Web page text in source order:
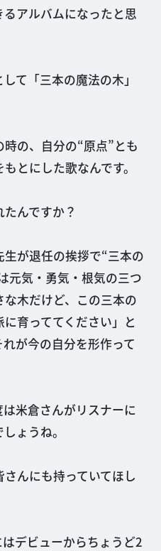
アルバムになったと思
て「三本の魔法の木」
の、自分の“原点”とも
とにした歌なんです。
んですか？
が退任の挨拶で“三本の
元気・勇気・根気の三つ
木だけど、この三本の
育っててください」と
が今の自分を形作って
米倉さんがリスナーに
ょうね。
んにも持っていてほし
デビューからちょうど2